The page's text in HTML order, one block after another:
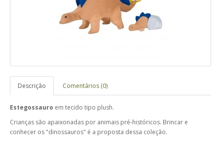
Descrição Comentários (0)
Estegossauro em tecido tipo plush.
Crianças são apaixonadas por animais pré-históricos. Brincar e
conhecer os "dinossauros" é a proposta dessa coleção.